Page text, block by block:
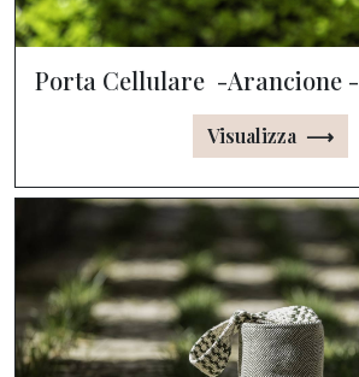
Porta Cellulare -Arancione -
Visualizza ⟶